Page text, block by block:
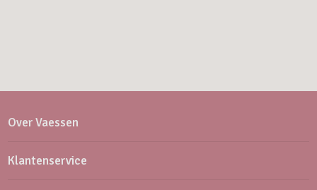
Over Vaessen
Klantenservice